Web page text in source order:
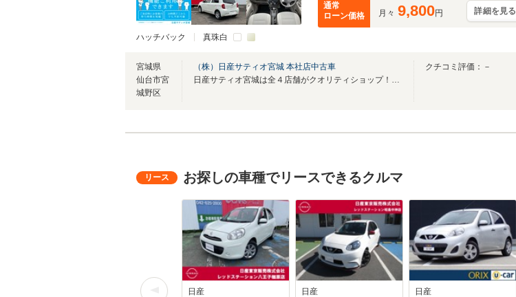
ハッチバック 真珠白
通常
ローン価格
月々 9,800円 詳細を見る
宮城県
仙台市宮
城野区
（株）日産サティオ宮城 本社店中古車
日産サティオ宮城は全４店舗がクオリティショップ！豊富なラインナップと確かな安心！
クチコミ評価：－
お探しの車種でリースできるクルマ
日産 日産 日産